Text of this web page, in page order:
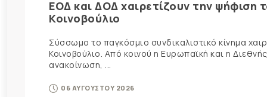
ΕΟΔ και ΔΟΔ χαιρετίζουν την ψήφιση
Κοινοβούλιο
Σύσσωμο το παγκόσμιο συνδικαλιστικό κίνημα
Κοινοβούλιο. Από κοινού η Ευρωπαϊκή και η
ανακοίνωση, ...
06 ΑΥΓΟΥΣΤΟΥ 2026